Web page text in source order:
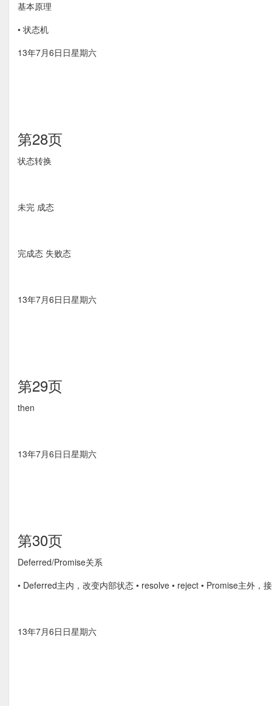
基本原理
• 状态机
13年7月6⽇日星期六
第28页
状态转换
未完 成态
完成态 失败态
13年7月6⽇日星期六
第29页
then
13年7月6⽇日星期六
第30页
Deferred/Promise关系
• Deferred主内，改变内部状态 • resolve • reject • Promise主外，
13年7月6⽇日星期六